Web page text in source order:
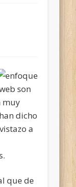
son
muy
dicho
a
que de